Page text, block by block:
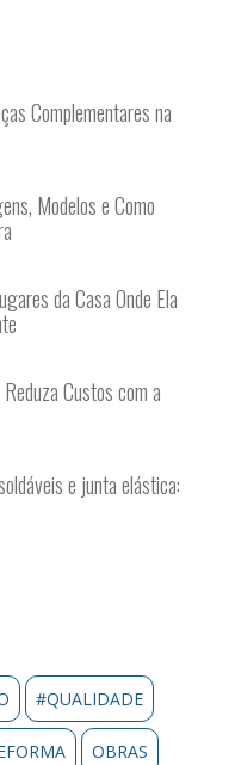
Complementares na
Modelos e Como
da Casa Onde Ela
Custos com a
e junta elástica:
#QUALIDADE
OBRAS